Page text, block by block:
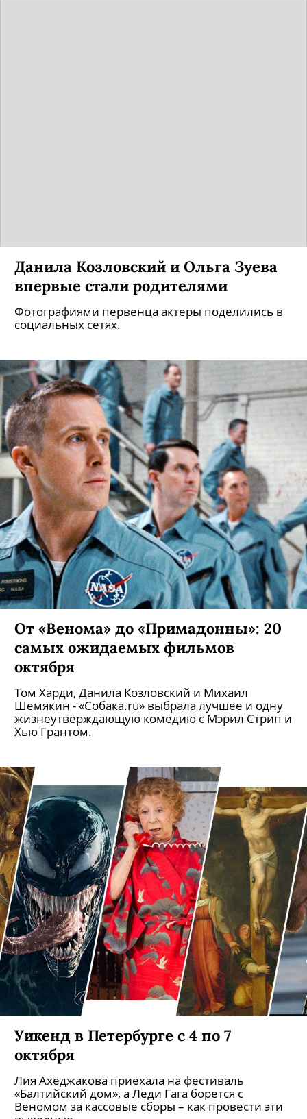
Данила Козловский и Ольга Зуева
впервые стали родителями
Фотографиями первенца актеры поделились в
социальных сетях.
От «Венома» до «Примадонны»: 20
самых ожидаемых фильмов
октября
Том Харди, Данила Козловский и Михаил
Шемякин - «Собака.ru» выбрала лучшее и одну
жизнеутверждающую комедию с Мэрил Стрип и
Хью Грантом.
Уикенд в Петербурге с 4 по 7
октября
Лия Ахеджакова приехала на фестиваль
«Балтийский дом», а Леди Гага борется с
Веномом за кассовые сборы – как провести эти